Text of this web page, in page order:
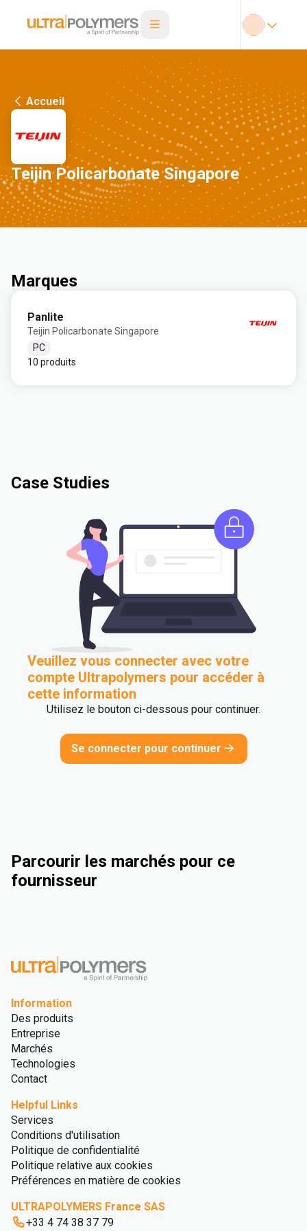
Accueil
Teijin Policarbonate Singapore
Marques
Panlite
Teijin Policarbonate Singapore
PC
10 produits
Case Studies
Veuillez vous connecter avec votre
compte Ultrapolymers pour accéder à
cette information
Utilisez le bouton ci-dessous pour continuer.
Se connecter pour continuer
Parcourir les marchés pour ce
fournisseur
Information
Des produits
Entreprise
Marchés
Technologies
Contact
Helpful Links
Services
Conditions d'utilisation
Politique de confidentialité
Politique relative aux cookies
Préférences en matière de cookies
ULTRAPOLYMERS France SAS
+33 4 74 38 37 79